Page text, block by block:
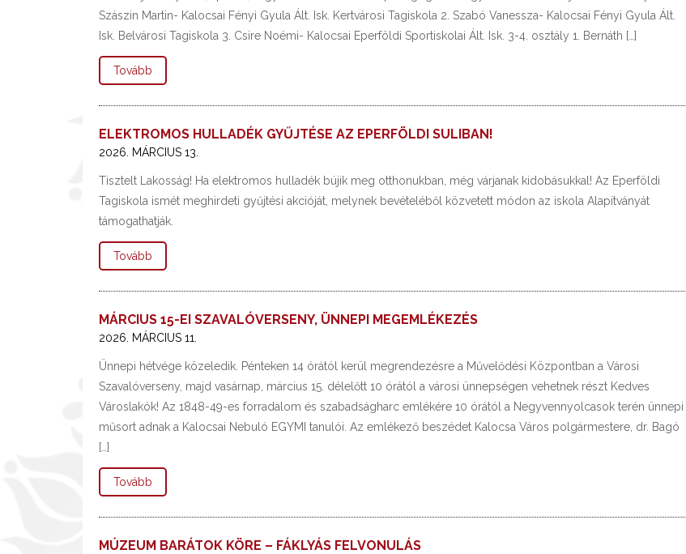
Szászin Martin- Kalocsai Fényi Gyula Ált. Isk. Kertvárosi Tagiskola 2. Szabó Vanessza- Kalocsai Fényi Gyula Ált.
Isk. Belvárosi Tagiskola 3. Csire Noémi- Kalocsai Eperföldi Sportiskolai Ált. Isk. 3-4. osztály 1. Bernáth […]
Tovább
ELEKTROMOS HULLADÉK GYŰJTÉSE AZ EPERFÖLDI SULIBAN!
2026. MÁRCIUS 13.
Tisztelt Lakosság! Ha elektromos hulladék bújik meg otthonukban, még várjanak kidobásukkal! Az Eperföldi
Tagiskola ismét meghirdeti gyűjtési akcióját, melynek bevételéből közvetett módon az iskola Alapítványát
támogathatják.
Tovább
MÁRCIUS 15-EI SZAVALÓVERSENY, ÜNNEPI MEGEMLÉKEZÉS
2026. MÁRCIUS 11.
Ünnepi hétvége közeledik. Pénteken 14 órától kerül megrendezésre a Művelődési Központban a Városi
Szavalóverseny, majd vasárnap, március 15. délelőtt 10 órától a városi ünnepségen vehetnek részt Kedves
Városlakók! Az 1848-49-es forradalom és szabadságharc emlékére 10 órától a Negyvennyolcasok terén ünnepi
műsort adnak a Kalocsai Nebuló EGYMI tanulói. Az emlékező beszédet Kalocsa Város polgármestere, dr. Bagó
[…]
Tovább
MÚZEUM BARÁTOK KÖRE – FÁKLYÁS FELVONULÁS